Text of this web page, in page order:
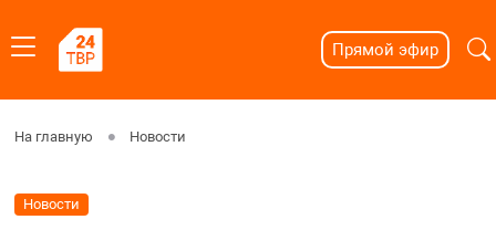
Прямой эфир
На главную Новости
Новости